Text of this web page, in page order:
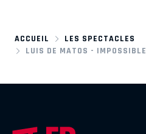
ACCUEIL
LES SPECTACLES
LUIS DE MATOS - IMPOSSIBLE